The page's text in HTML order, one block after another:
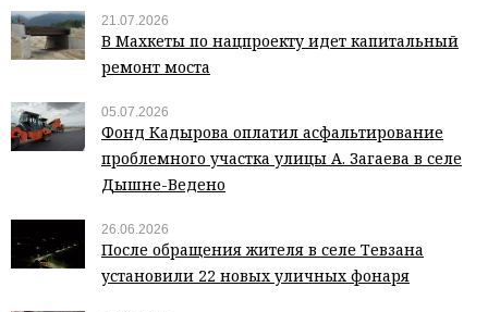
21.07.2026
В Махкеты по нацпроекту идет капитальный
ремонт моста
05.07.2026
Фонд Кадырова оплатил асфальтирование
проблемного участка улицы А. Загаева в селе
Дышне-Ведено
26.06.2026
После обращения жителя в селе Тевзана
установили 22 новых уличных фонаря